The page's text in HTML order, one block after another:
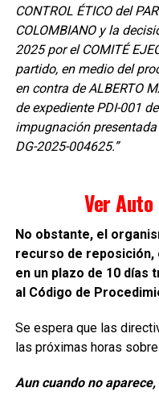
CONTROL ÉTICO del
COLOMBIANO y la
2025 por el COMITÉ
partido, en medio del
en contra de ALBERTO
de expediente PDI-001
impugnación presentada
DG-2025-004625.”
Ver
No obstante, el
recurso de
en un plazo de 10
al Código de
Se espera que las
las próximas horas
Aun cuando no